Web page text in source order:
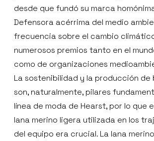
desde que fundó su marca
Defensora acérrima del medio
frecuencia sobre el cambio
numerosos premios tanto en el
como de organizaciones
La sostenibilidad y la producción
son, naturalmente, pilares
línea de moda de Hearst, por lo que
lana merino ligera utilizada en los
del equipo era crucial. La lana